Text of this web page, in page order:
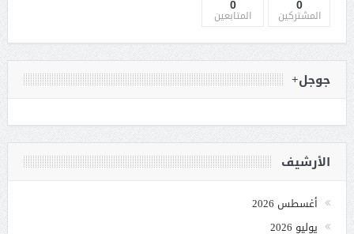
0
المشتركين
0
المتابعين
جوجل+
الأرشيف
أغسطس 2026
يوليو 2026